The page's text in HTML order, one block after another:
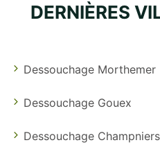
DERNIÈRES
Dessouchage Morthemer
Dessouchage Gouex
Dessouchage Champniers